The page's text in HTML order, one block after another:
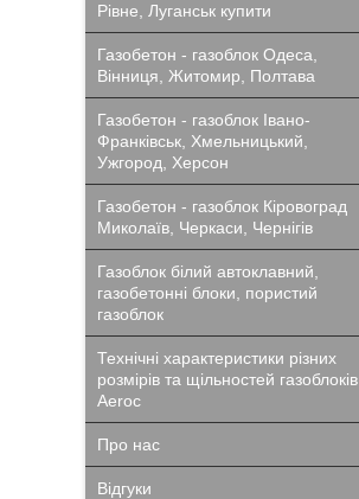
Рівне, Луганськ купити
Газобетон - газоблок Одеса,
Вінниця, Житомир, Полтава
Газобетон - газоблок Івано-
Франківськ, Хмельницький,
Ужгород, Херсон
Газобетон - газоблок Кіровоград
Миколаїв, Черкаси, Чернігів
Газоблок білий автоклавний,
газобетонні блоки, пористий
газоблок
Технічні характеристики різних
розмірів та щільностей газоблоків
Aeroc
Про нас
Відгуки